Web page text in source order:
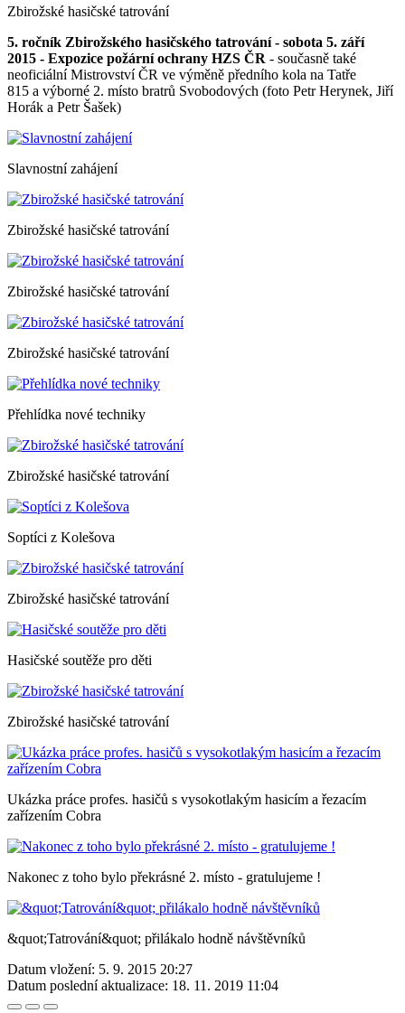
Zbirožské hasičské tatrování
5. ročník Zbirožského hasičského tatrování - sobota 5. září
2015 - Expozice požární ochrany HZS ČR - současně také
neoficiální Mistrovství ČR ve výměně předního kola na Tatře
815 a výborné 2. místo bratrů Svobodových (foto Petr Herynek, Jiří
Horák a Petr Šašek)
Slavnostní zahájení
Zbirožské hasičské tatrování
Zbirožské hasičské tatrování
Zbirožské hasičské tatrování
Přehlídka nové techniky
Zbirožské hasičské tatrování
Soptíci z Kolešova
Zbirožské hasičské tatrování
Hasičské soutěže pro děti
Zbirožské hasičské tatrování
Ukázka práce profes. hasičů s vysokotlakým hasicím a řezacím
zařízením Cobra
Nakonec z toho bylo překrásné 2. místo - gratulujeme !
&quot;Tatrování&quot; přilákalo hodně návštěvníků
Datum vložení: 5. 9. 2015 20:27
Datum poslední aktualizace: 18. 11. 2019 11:04